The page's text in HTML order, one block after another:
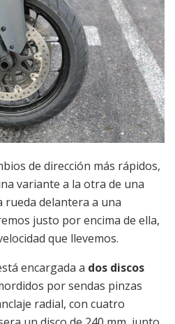
de dirección más rápidos,
variante a la otra de una
rueda delantera a una
justo por encima de ella,
que llevemos.
encargada a dos discos
por sendas pinzas
radial, con cuatro